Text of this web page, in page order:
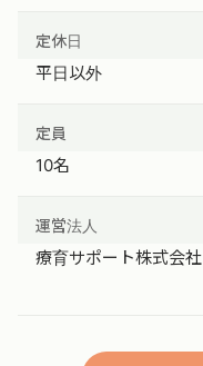
定休日
平日以外
定員
10名
運営法人
療育サポート株式会社